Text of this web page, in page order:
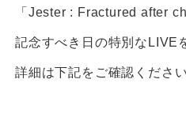
「Jester : Fractured after
記念すべき日の特別なLIVE
詳細は下記をご確認ください